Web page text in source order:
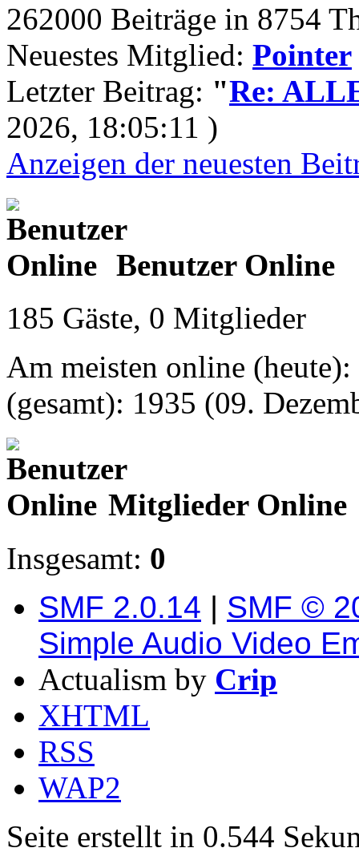
262000 Beiträge in 8754
Neuestes Mitglied: Pointer
Letzter Beitrag: "Re:
2026, 18:05:11 )
Anzeigen der neuesten
Benutzer Online
185 Gäste, 0 Mitglieder
Am meisten online (heute):
(gesamt): 1935 (09.
Mitglieder Online
Insgesamt: 0
SMF 2.0.14 | SMF ©
Simple Audio Video
Actualism by Crip
XHTML
RSS
WAP2
Seite erstellt in 0.544